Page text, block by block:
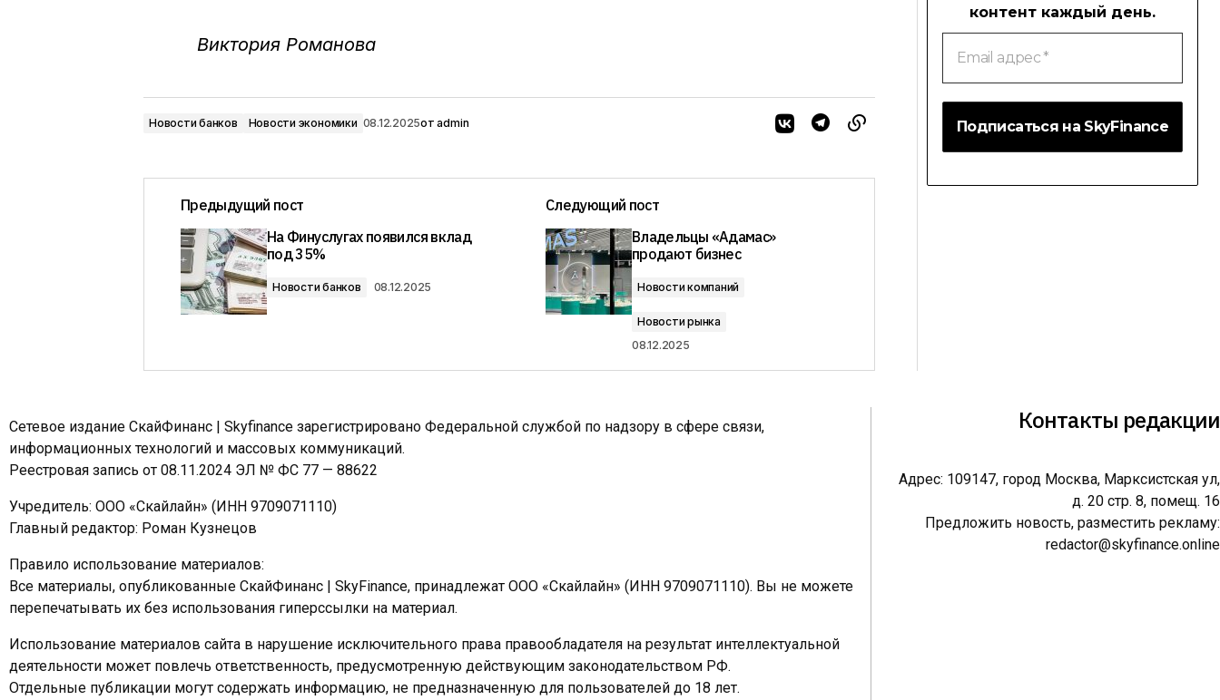
Виктория Романова
Новости банков Новости экономики 08.12.2025от admin
Предыдущий пост
На Финуслугах появился вклад
под 35%
Новости банков 08.12.2025
Следующий пост
Владельцы «Адамас»
продают бизнес
Новости компаний
Новости рынка
08.12.2025
контент каждый день.
адрес
Сетевое издание СкайФинанс | Skyfinance зарегистрировано Федеральной службой по надзору в сфере связи,
информационных технологий и массовых коммуникаций.
Реестровая запись от 08.11.2024 ЭЛ № ФС 77 — 88622
Учредитель: ООО «Скайлайн» (ИНН 9709071110)
Главный редактор: Роман Кузнецов
Правило использование материалов:
Все материалы, опубликованные СкайФинанс | SkyFinance, принадлежат ООО «Скайлайн» (ИНН 9709071110). Вы не можете
перепечатывать их без использования гиперссылки на материал.
Использование материалов сайта в нарушение исключительного права правообладателя на результат интеллектуальной
деятельности может повлечь ответственность, предусмотренную действующим законодательством РФ.
Отдельные публикации могут содержать информацию, не предназначенную для пользователей до 18 лет.
Контакты редакции
Адрес: 109147, город Москва, Марксистская ул,
д. 20 стр. 8, помещ. 16
Предложить новость, разместить рекламу:
redactor@skyfinance.online